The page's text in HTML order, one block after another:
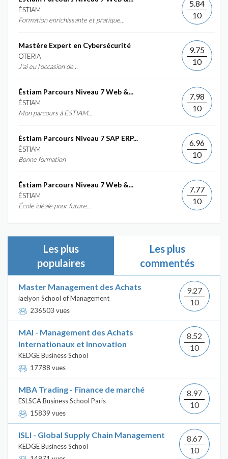
ÉSTIAM
Formation enrichissante et pratique...
5.84
10
Mastère Expert en Cybersécurité
OTERIA
J'ai eu l'occasion de...
9.75
10
Éstiam Parcours Niveau 7 Web &...
ÉSTIAM
Mon parcours à ESTIAM...
7.98
10
Éstiam Parcours Niveau 7 SAP ERP...
ÉSTIAM
Bonne formation
6.96
10
Éstiam Parcours Niveau 7 Web &...
ÉSTIAM
École idéale pour future...
7.77
10
Les plus
populaires
Les plus
commentés
Master Management des Achats
iaelyon School of Management
236503 vues
9.27
10
MAI - Management des Achats
Internationaux et Innovation
KEDGE Business School
17788 vues
8.52
10
MBA Trading - Finance de marché
ESLSCA Business School Paris
15839 vues
8.97
10
ISLI - Global Supply Chain Management
KEDGE Business School
8.67
10